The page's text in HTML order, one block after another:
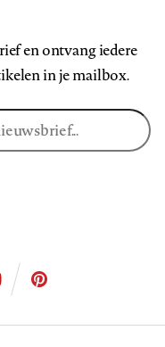
en ontvang iedere
in je mailbox.
ons